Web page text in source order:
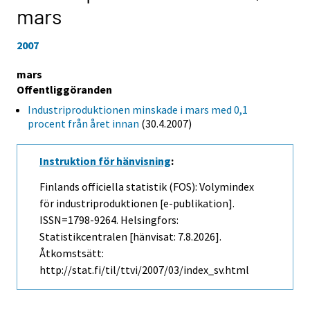
mars
2007
mars
Offentliggöranden
Industriproduktionen minskade i mars med 0,1
procent från året innan (30.4.2007)
Instruktion för hänvisning:
Finlands officiella statistik (FOS): Volymindex
för industriproduktionen [e-publikation].
ISSN=1798-9264. Helsingfors:
Statistikcentralen [hänvisat: 7.8.2026].
Åtkomstsätt:
http://stat.fi/til/ttvi/2007/03/index_sv.html